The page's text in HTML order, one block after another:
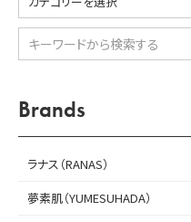
Brands
ラナス（RANAS）
夢素肌（YUMESUHADA）